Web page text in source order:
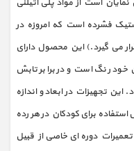
است از مواد پلی اتیلنی
فشرده است که امروزه در
می گیرد.) این محصول دارای
خود رنگ است و در برابر تابش
تجهیزات در ابعاد و اندازه
برای کودکان در هر رده
دوره ای خاصی از قبیل